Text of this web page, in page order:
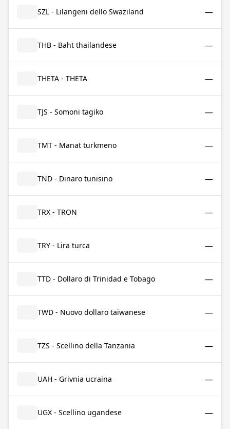
SZL - Lilangeni dello Swaziland —
THB - Baht thailandese —
THETA - THETA —
TJS - Somoni tagiko —
TMT - Manat turkmeno —
TND - Dinaro tunisino —
TRX - TRON —
TRY - Lira turca —
TTD - Dollaro di Trinidad e Tobago —
TWD - Nuovo dollaro taiwanese —
TZS - Scellino della Tanzania —
UAH - Grivnia ucraina —
UGX - Scellino ugandese —